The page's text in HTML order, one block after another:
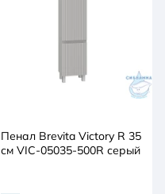
Пенал Brevita Victory R 35
см VIC-05035-500R серый